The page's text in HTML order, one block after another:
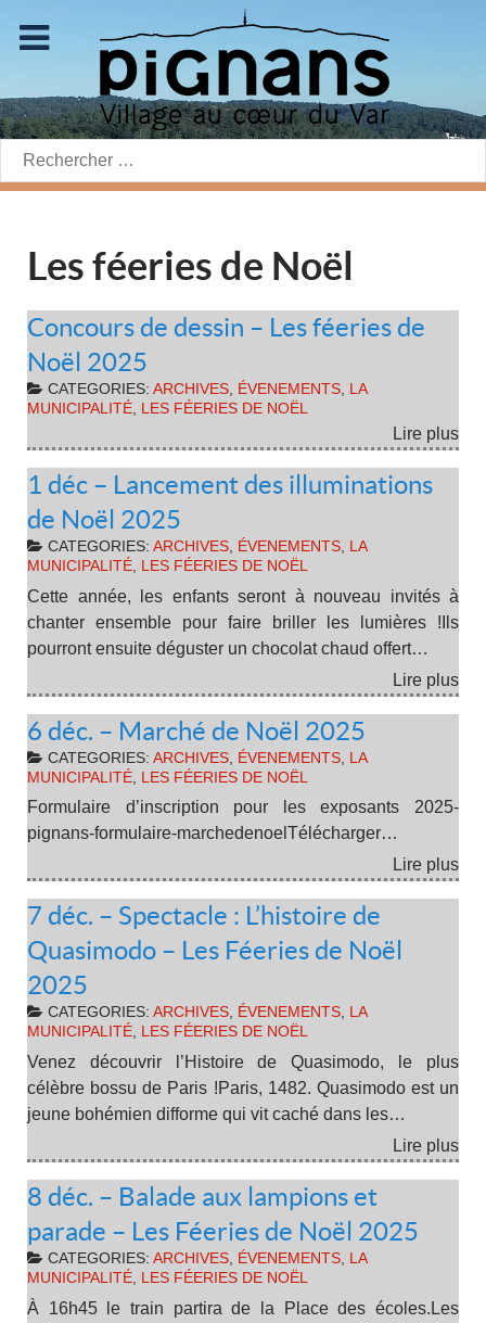
Rechercher:
Les féeries de Noël
Concours de dessin – Les féeries de
Noël 2025
CATEGORIES: ARCHIVES, ÉVENEMENTS, LA
MUNICIPALITÉ, LES FÉERIES DE NOËL
Lire plus
1 déc – Lancement des illuminations
de Noël 2025
CATEGORIES: ARCHIVES, ÉVENEMENTS, LA
MUNICIPALITÉ, LES FÉERIES DE NOËL
Cette année, les enfants seront à nouveau invités à
chanter ensemble pour faire briller les lumières !Ils
pourront ensuite déguster un chocolat chaud offert…
Lire plus
6 déc. – Marché de Noël 2025
CATEGORIES: ARCHIVES ÉVENEMENTS LA
MUNICIPALITÉ LES FÉERIES DE NOËL
Formulaire d’inscription pour les exposants 2025-
pignans-formulaire-marchedenoelTélécharger…
Lire plus
7 déc. – Spectacle : L’histoire de
Quasimodo – Les Féeries de Noël
2025
CATEGORIES: ARCHIVES, ÉVENEMENTS, LA
MUNICIPALITÉ, LES FÉERIES DE NOËL
Venez découvrir l’Histoire de Quasimodo, le plus
célèbre bossu de Paris !Paris, 1482. Quasimodo est un
jeune bohémien difforme qui vit caché dans les…
Lire plus
8 déc. – Balade aux lampions et
parade – Les Féeries de Noël 2025
CATEGORIES: ARCHIVES ÉVENEMENTS
LA
MUNICIPALITÉ
LES FÉERIES DE NOËL
À 16h45 le train partira de la Place des écoles.Les